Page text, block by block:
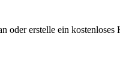
oder erstelle ein kostenloses